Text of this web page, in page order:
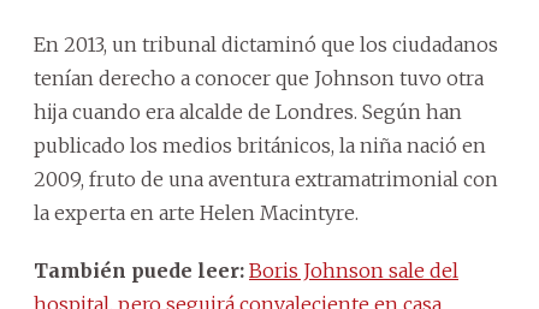
En 2013, un tribunal dictaminó que los ciudadanos
tenían derecho a conocer que Johnson tuvo otra
hija cuando era alcalde de Londres. Según han
publicado los medios británicos, la niña nació en
2009, fruto de una aventura extramatrimonial con
la experta en arte Helen Macintyre.
También puede leer: Boris Johnson sale del
hospital, pero seguirá convaleciente en casa